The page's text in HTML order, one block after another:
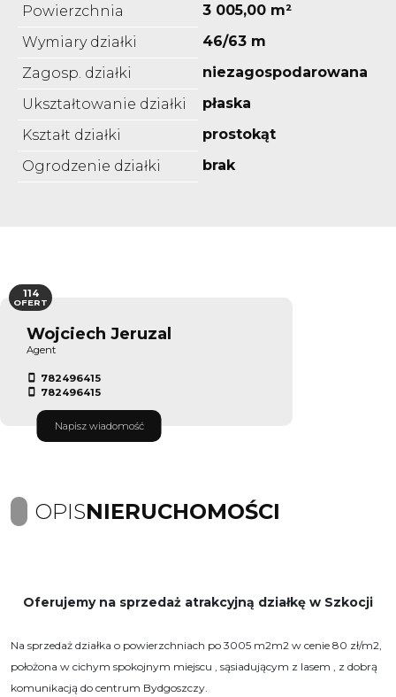
Powierzchnia
3 005,00 m²
Wymiary działki
46/63 m
Zagosp. działki
niezagospodarowana
Ukształtowanie działki
płaska
Kształt działki
prostokąt
Ogrodzenie działki
brak
Wojciech Jeruzal
Agent
782496415
782496415
Napisz wiadomość
114
OFERT
OPISNIERUCHOMOŚCI
Oferujemy na sprzedaż atrakcyjną działkę w Szkocji
Na sprzedaż działka o powierzchniach po 3005 m2m2 w cenie 80 zł/m2,
położona w cichym spokojnym miejscu , sąsiadującym z lasem , z dobrą
komunikacją do centrum Bydgoszczy.